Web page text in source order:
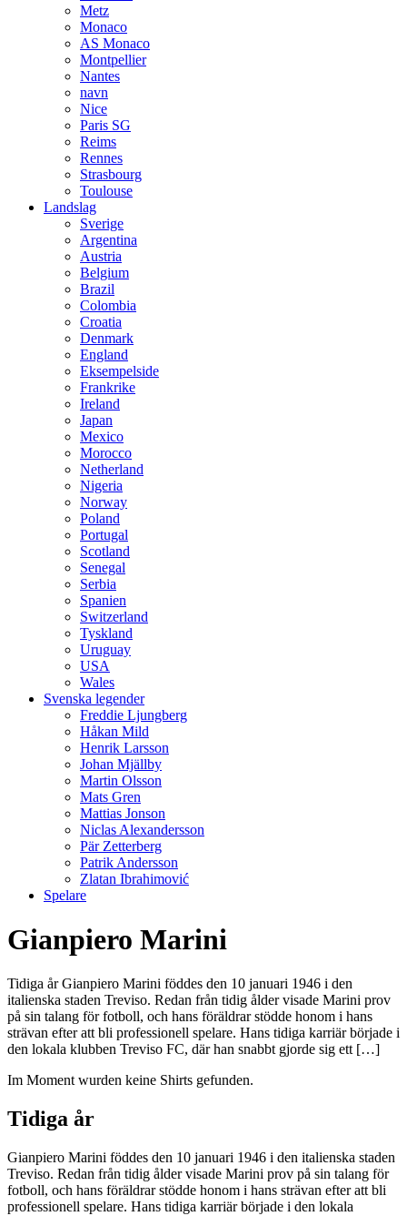
Metz
Monaco
AS Monaco
Montpellier
Nantes
navn
Nice
Paris SG
Reims
Rennes
Strasbourg
Toulouse
Landslag
Sverige
Argentina
Austria
Belgium
Brazil
Colombia
Croatia
Denmark
England
Eksempelside
Frankrike
Ireland
Japan
Mexico
Morocco
Netherland
Nigeria
Norway
Poland
Portugal
Scotland
Senegal
Serbia
Spanien
Switzerland
Tyskland
Uruguay
USA
Wales
Svenska legender
Freddie Ljungberg
Håkan Mild
Henrik Larsson
Johan Mjällby
Martin Olsson
Mats Gren
Mattias Jonson
Niclas Alexandersson
Pär Zetterberg
Patrik Andersson
Zlatan Ibrahimović
Spelare
Gianpiero Marini
Tidiga år Gianpiero Marini föddes den 10 januari 1946 i den
italienska staden Treviso. Redan från tidig ålder visade Marini prov
på sin talang för fotboll, och hans föräldrar stödde honom i hans
strävan efter att bli professionell spelare. Hans tidiga karriär började i
den lokala klubben Treviso FC, där han snabbt gjorde sig ett […]
Im Moment wurden keine Shirts gefunden.
Tidiga år
Gianpiero Marini föddes den 10 januari 1946 i den italienska staden
Treviso. Redan från tidig ålder visade Marini prov på sin talang för
fotboll, och hans föräldrar stödde honom i hans strävan efter att bli
professionell spelare. Hans tidiga karriär började i den lokala